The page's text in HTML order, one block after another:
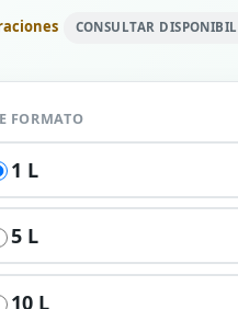
CONSULTAR
FORMATO
1 L
5 L
10 L